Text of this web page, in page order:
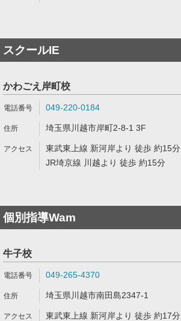
スクールIE
かわごえ岸町校
049-220-0184
埼玉県川越市岸町2-8-1 3F
東武東上線 新河岸より 徒歩 約15分
JR埼京線 川越より 徒歩 約15分
個別指導Wam
牛子校
049-265-4370
埼玉県川越市南田島2347-1
東武東上線 新河岸より 徒歩 約17分